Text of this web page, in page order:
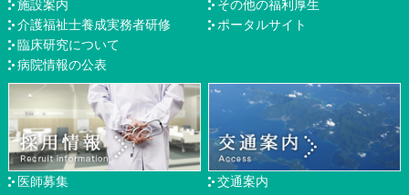
施設案内
介護福祉士養成実務者研修
臨床研究について
病院情報の公表
その他の福利厚生
ポータルサイト
医師募集
交通案内